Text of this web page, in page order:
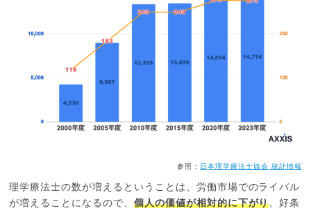
参照： 日本理学療法士協会 統計情報
理学療法士の数が増えるということは、労働市場でのライバル
が増えることになるので、 個人の価値が相対的に下がり、好条